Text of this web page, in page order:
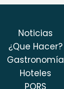
Noticias
¿Que Hacer?
Gastronomía
Hoteles